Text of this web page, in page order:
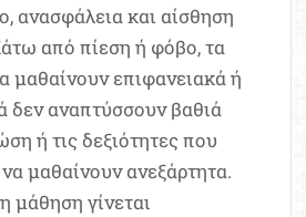
ανασφάλεια και αίσθηση
από πίεση ή φόβο, τα
μαθαίνουν επιφανειακά ή
δεν αναπτύσσουν βαθιά
ή τις δεξιότητες που
μαθαίνουν ανεξάρτητα.
μάθηση γίνεται